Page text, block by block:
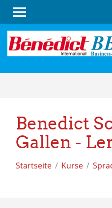
Zum
Hauptinhalt
Benedict
Gallen -
Startseite Kurse